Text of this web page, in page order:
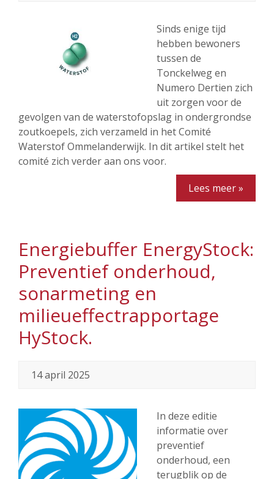
Sinds enige tijd
hebben bewoners
tussen de
Tonckelweg en
Numero Dertien zich
uit zorgen voor de
gevolgen van de waterstofopslag in ondergrondse
zoutkoepels, zich verzameld in het Comité
Waterstof Ommelanderwijk. In dit artikel stelt het
comité zich verder aan ons voor.
Lees meer »
Energiebuffer EnergyStock:
Preventief onderhoud,
sonarmeting en
milieueffectrapportage
HyStock.
14 april 2025
In deze editie
informatie over
preventief
onderhoud, een
terugblik op de